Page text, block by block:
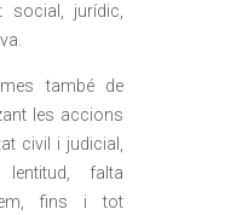
social, jurídic,
també de
les accions
civil i judicial,
falta
fins i tot